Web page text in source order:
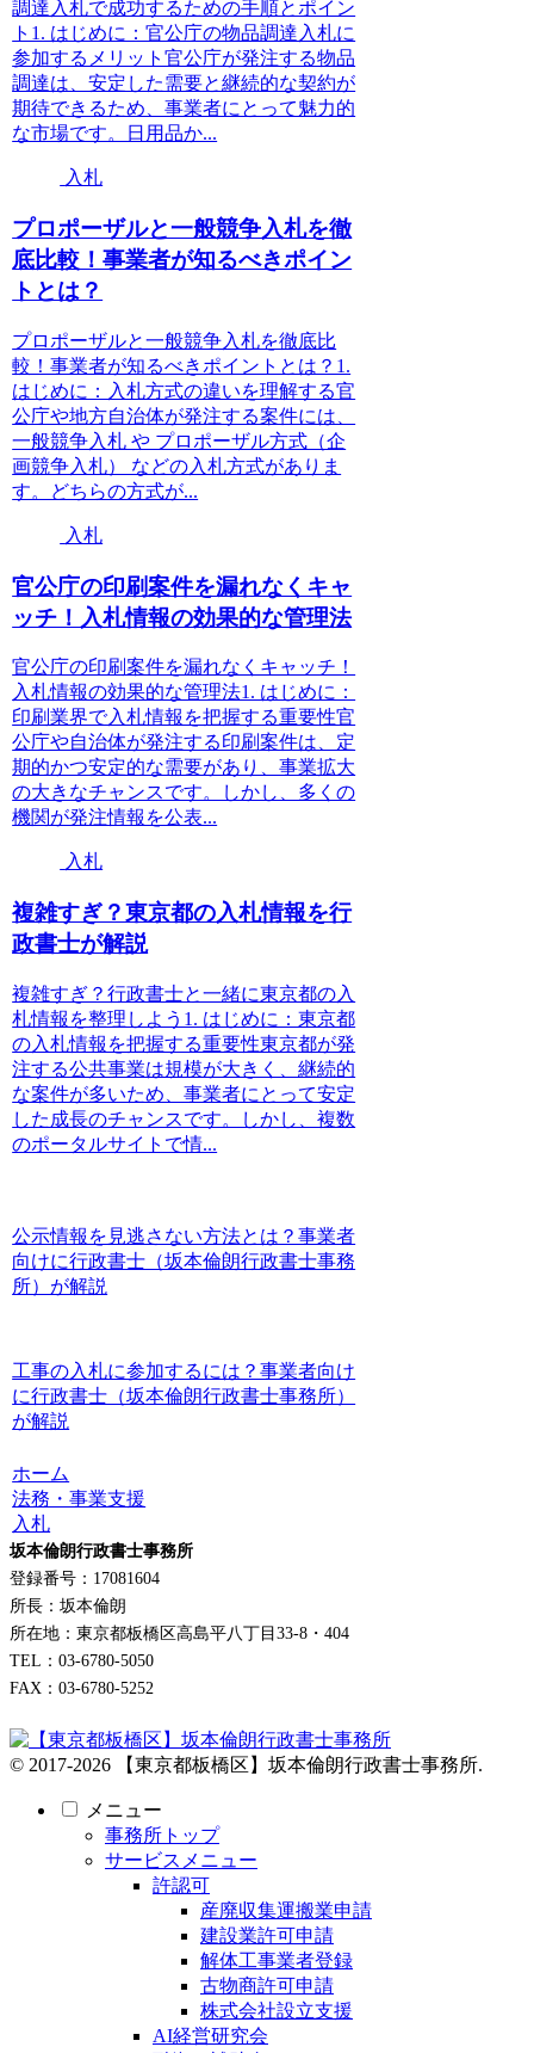
調達入札で成功するための手順とポイン
ト1. はじめに：官公庁の物品調達入札に
参加するメリット官公庁が発注する物品
調達は、安定した需要と継続的な契約が
期待できるため、事業者にとって魅力的
な市場です。日用品か...
入札
プロポーザルと一般競争入札を徹
底比較！事業者が知るべきポイン
トとは？
プロポーザルと一般競争入札を徹底比
較！事業者が知るべきポイントとは？1.
はじめに：入札方式の違いを理解する官
公庁や地方自治体が発注する案件には、
一般競争入札 や プロポーザル方式（企
画競争入札） などの入札方式がありま
す。どちらの方式が...
入札
官公庁の印刷案件を漏れなくキャ
ッチ！入札情報の効果的な管理法
官公庁の印刷案件を漏れなくキャッチ！
入札情報の効果的な管理法1. はじめに：
印刷業界で入札情報を把握する重要性官
公庁や自治体が発注する印刷案件は、定
期的かつ安定的な需要があり、事業拡大
の大きなチャンスです。しかし、多くの
機関が発注情報を公表...
入札
複雑すぎ？東京都の入札情報を行
政書士が解説
複雑すぎ？行政書士と一緒に東京都の入
札情報を整理しよう1. はじめに：東京都
の入札情報を把握する重要性東京都が発
注する公共事業は規模が大きく、継続的
な案件が多いため、事業者にとって安定
した成長のチャンスです。しかし、複数
のポータルサイトで情...
公示情報を見逃さない方法とは？事業者
向けに行政書士（坂本倫朗行政書士事務
所）が解説
工事の入札に参加するには？事業者向け
に行政書士（坂本倫朗行政書士事務所）
が解説
ホーム
法務・事業支援
入札
坂本倫朗行政書士事務所
登録番号：17081604
所長：坂本倫朗
所在地：東京都板橋区高島平八丁目33-8・404
TEL：03-6780-5050
FAX：03-6780-5252
© 2017-2026 【東京都板橋区】坂本倫朗行政書士事務所.
メニュー
事務所トップ
サービスメニュー
許認可
産廃収集運搬業申請
建設業許可申請
解体工事業者登録
古物商許可申請
株式会社設立支援
AI経営研究会